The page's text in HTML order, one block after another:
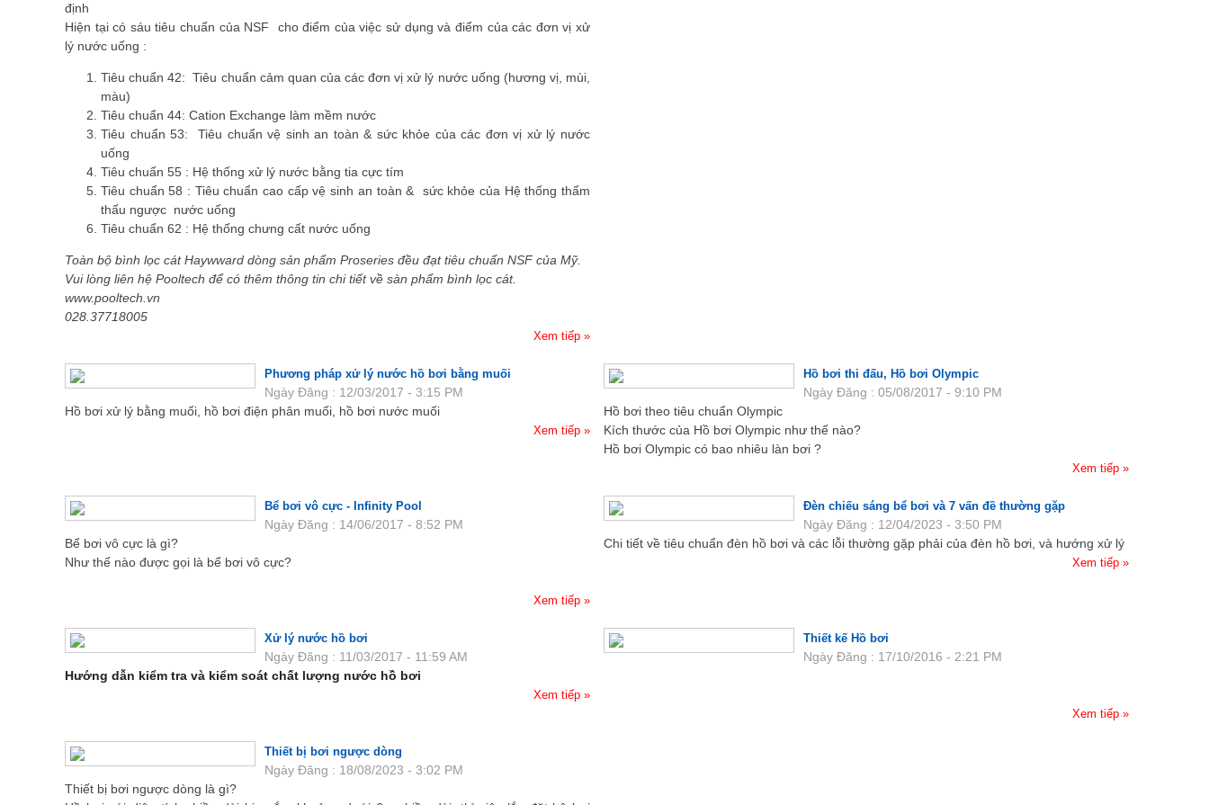
định
Hiện tại có sáu tiêu chuẩn của NSF cho điểm của việc sử dụng và điểm của các đơn vị xử
lý nước uống :
Tiêu chuẩn 42: Tiêu chuẩn cảm quan của các đơn vị xử lý nước uống (hương vị, mùi,
màu)
Tiêu chuẩn 44: Cation Exchange làm mềm nước
Tiêu chuẩn 53: Tiêu chuẩn vệ sinh an toàn & sức khỏe của các đơn vị xử lý nước
uống
Tiêu chuẩn 55 : Hệ thống xử lý nước bằng tia cực tím
Tiêu chuẩn 58 : Tiêu chuẩn cao cấp vệ sinh an toàn & sức khỏe của Hệ thống thẩm
thấu ngược nước uống
Tiêu chuẩn 62 : Hệ thống chưng cất nước uống
Toàn bộ bình lọc cát Haywward dòng sản phẩm Proseries đều đạt tiêu chuẩn NSF của Mỹ.
Vui lòng liên hệ Pooltech để có thêm thông tin chi tiết về sàn phẩm bình lọc cát.
www.pooltech.vn
028.37718005
Xem tiếp »
Phương pháp xử lý nước hồ bơi bằng muối
Ngày Đăng : 12/03/2017 - 3:15 PM
Hồ bơi xử lý bằng muối, hồ bơi điện phân muối, hồ bơi nước muối
Xem tiếp »
Hồ bơi thi đấu, Hồ bơi Olympic
Ngày Đăng : 05/08/2017 - 9:10 PM
Hồ bơi theo tiêu chuẩn Olympic
Kích thước của Hồ bơi Olympic như thế nào?
Hồ bơi Olympic có bao nhiêu làn bơi ?
Xem tiếp »
Bể bơi vô cực - Infinity Pool
Ngày Đăng : 14/06/2017 - 8:52 PM
Bể bơi vô cực là gì?
Như thế nào được gọi là bể bơi vô cực?
Xem tiếp »
Đèn chiếu sáng bể bơi và 7 vấn đề thường gặp
Ngày Đăng : 12/04/2023 - 3:50 PM
Chi tiết về tiêu chuẩn đèn hồ bơi và các lỗi thường gặp phải của đèn hồ bơi, và hướng xử lý
Xem tiếp »
Xử lý nước hồ bơi
Ngày Đăng : 11/03/2017 - 11:59 AM
Hướng dẫn kiểm tra và kiểm soát chất lượng nước hồ bơi
Xem tiếp »
Thiết kế Hồ bơi
Ngày Đăng : 17/10/2016 - 2:21 PM
Xem tiếp »
Thiết bị bơi ngược dòng
Ngày Đăng : 18/08/2023 - 3:02 PM
Thiết bị bơi ngược dòng là gì?